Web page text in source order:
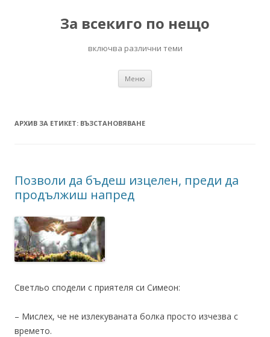
За всекиго по нещо
включва различни теми
Меню
АРХИВ ЗА ЕТИКЕТ: ВЪЗСТАНОВЯВАНЕ
Позволи да бъдеш изцелен, преди да
продължиш напред
Светльо сподели с приятеля си Симеон:
– Мислех, че не излекуваната болка просто изчезва с
времето.